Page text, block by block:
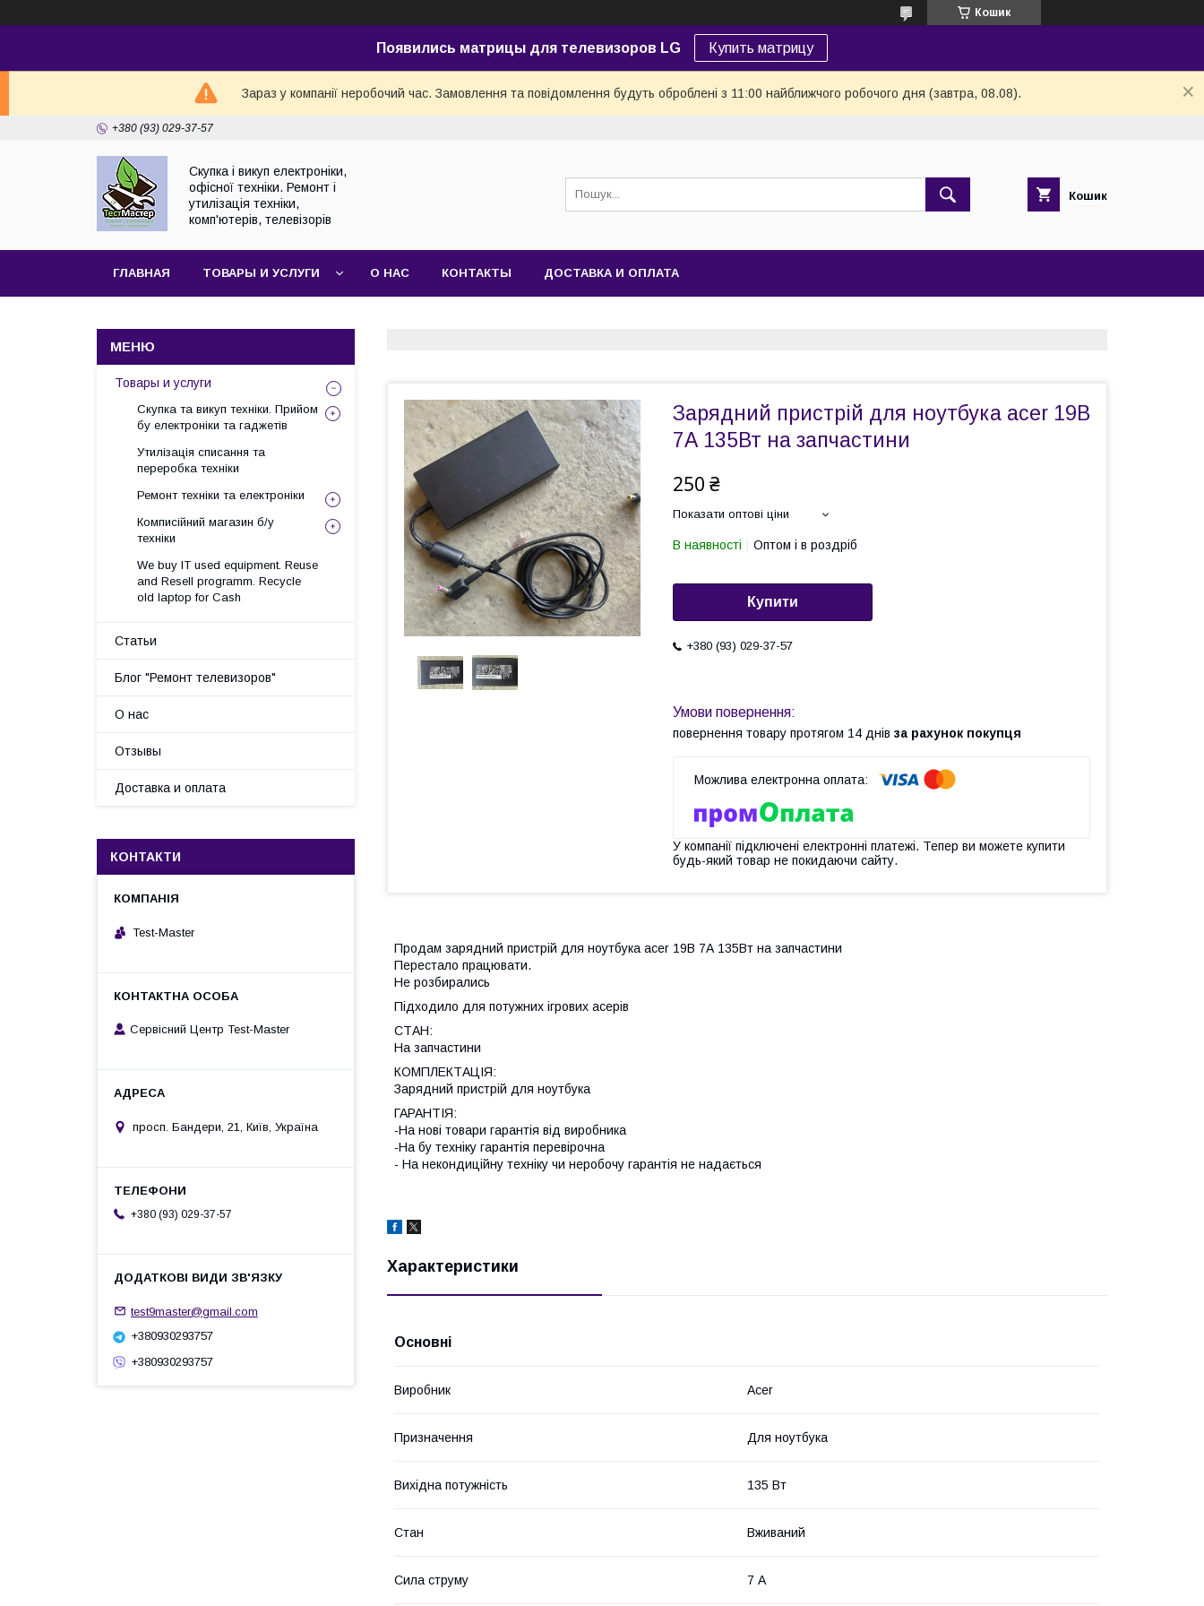
Кошик
Появились матрицы для телевизоров LG Купить матрицу
Зараз у компанії неробочий час. Замовлення та повідомлення будуть оброблені з 11:00 найближчого робочого дня (завтра, 08.08).
+380 (93) 029-37-57
Скупка і викуп електроніки,
офісної техніки. Ремонт і
утилізація техніки,
комп'ютерів, телевізорів
Кошик
ГЛАВНАЯ ТОВАРЫ И УСЛУГИ О НАС КОНТАКТЫ ДОСТАВКА И ОПЛАТА
Зарядний пристрій для ноутбука acer 19В
7А 135Вт на запчастини
250 ₴
Показати оптові ціни
В наявності Оптом і в роздріб
Купити
+380 (93) 029-37-57
повернення товару протягом 14 днів за рахунок покупця
У компанії підключені електронні платежі. Тепер ви можете купити
будь-який товар не покидаючи сайту.
Продам зарядний пристрій для ноутбука acer 19В 7А 135Вт на запчастини
Перестало працювати.
Не розбирались
Підходило для потужних ігрових асерів
СТАН:
На запчастини
КОМПЛЕКТАЦІЯ:
Зарядний пристрій для ноутбука
ГАРАНТІЯ:
-На нові товари гарантія від виробника
-На бу техніку гарантія перевірочна
- На некондиційну техніку чи неробочу гарантія не надається
Характеристики
Основні
Виробник Acer
Призначення Для ноутбука
Вихідна потужність 135 Вт
Стан Вживаний
Сила струму 7 А
Товары и услуги
Скупка та викуп техніки. Прийом
бу електроніки та гаджетів
Утилізація списання та
переробка техніки
Ремонт техніки та електроніки
Комписійний магазин б/у
техніки
We buy IT used equipment. Reuse
and Resell programm. Recycle
old laptop for Cash
Статьи
Блог "Ремонт телевизоров"
О нас
Отзывы
Доставка и оплата
КОНТАКТИ
Test-Master
Сервісний Центр Test-Master
просп. Бандери, 21, Київ, Україна
+380 (93) 029-37-57
test9master@gmail.com
+380930293757
+380930293757